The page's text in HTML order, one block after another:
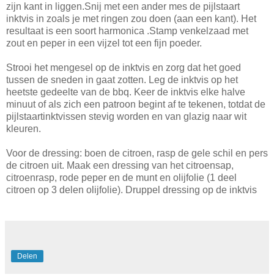
zijn kant in liggen.Snij met een ander mes de pijlstaart
inktvis in zoals je met ringen zou doen (aan een kant). Het
resultaat is een soort harmonica .Stamp venkelzaad met
zout en peper in een vijzel tot een fijn poeder.
Strooi het mengesel op de inktvis en zorg dat het goed
tussen de sneden in gaat zotten. Leg de inktvis op het
heetste gedeelte van de bbq. Keer de inktvis elke halve
minuut of als zich een patroon begint af te tekenen, totdat de
pijlstaartinktvissen stevig worden en van glazig naar wit
kleuren.
Voor de dressing: boen de citroen, rasp de gele schil en pers
de citroen uit. Maak een dressing van het citroensap,
citroenrasp, rode peper en de munt en olijfolie (1 deel
citroen op 3 delen olijfolie). Druppel dressing op de inktvis
Delen